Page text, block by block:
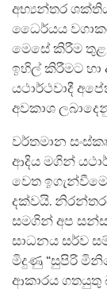
අභ්‍යන්තර
ධෛර්යය
මෙසේ කිරීම තුළ
ඉහිල් කිරීමට
යථාර්ථවාදී
අවකාශ
වර්තමාන
ආදිය මගින්
වෙත
දක්වයි.
සමගින් අප
සාධනය සර්ව
මිදුණු “සුපිරි
ආකාරය ගතයුතු